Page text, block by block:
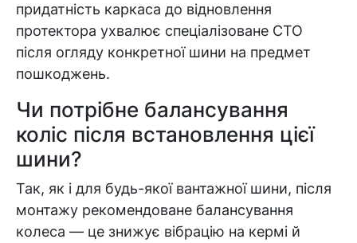
знайдена.
придатність каркаса до відновлення
протектора ухвалює спеціалізоване СТО
після огляду конкретної шини на предмет
пошкоджень.
Чи потрібне балансування
коліс після встановлення цієї
шини?
Так, як і для будь-якої вантажної шини, після
монтажу рекомендоване балансування
колеса — це знижує вібрацію на кермі й